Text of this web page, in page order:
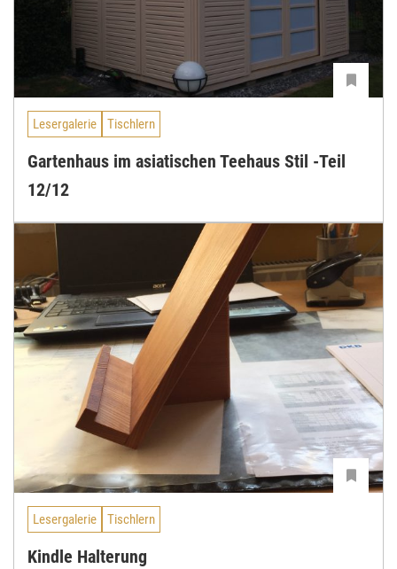
Lesergalerie Tischlern
Gartenhaus im asiatischen Teehaus Stil -Teil
12/12
Lesergalerie Tischlern
Kindle Halterung